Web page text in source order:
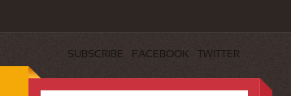
SUBSCRIBE FACEBOOK TWITTER